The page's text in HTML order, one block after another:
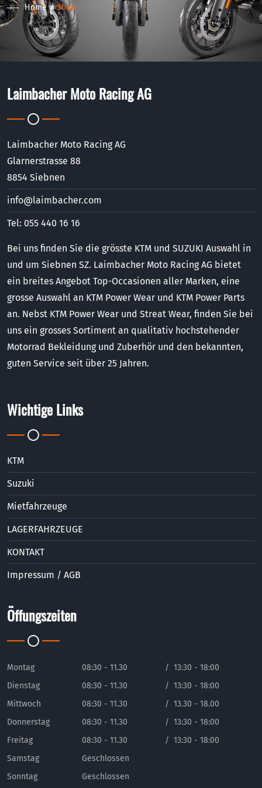
Home Shop
Laimbacher Moto Racing AG
Laimbacher Moto Racing AG
Glarnerstrasse 88
8854 Siebnen
info@laimbacher.com
Tel: 055 440 16 16
Bei uns finden Sie die grösste KTM und SUZUKI Auswahl in
und um Siebnen SZ. Laimbacher Moto Racing AG bietet
ein breites Angebot Top-Occasionen aller Marken, eine
grosse Auswahl an KTM Power Wear und KTM Power Parts
an. Nebst KTM Power Wear und Streat Wear, finden Sie bei
uns ein grosses Sortiment an qualitativ hochstehender
Motorrad Bekleidung und Zuberhör und den bekannten,
guten Service seit über 25 Jahren.
Wichtige Links
KTM
Suzuki
Mietfahrzeuge
LAGERFAHRZEUGE
KONTAKT
Impressum / AGB
Öffungszeiten
Montag 08:30 - 11.30 / 13:30 - 18:00
Dienstag
08:30 - 11.30 / 13:30 - 18:00
Mittwoch
08:30 - 11.30 / 13.30 - 18.00
Donnerstag
08:30 - 11.30 / 13:30 - 18:00
Freitag
08:30 - 11.30 / 13:30 - 18:00
Samstag
Geschlossen
Sonntag
Geschlossen